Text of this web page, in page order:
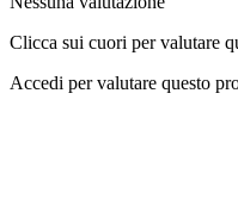
Clicca sui cuori per valutare
Accedi per valutare questo